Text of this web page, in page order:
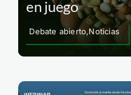
en juego
Debate abierto,Noticias